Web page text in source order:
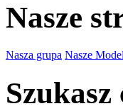
Nasze
Nasza grupa Nasze
Szukasz